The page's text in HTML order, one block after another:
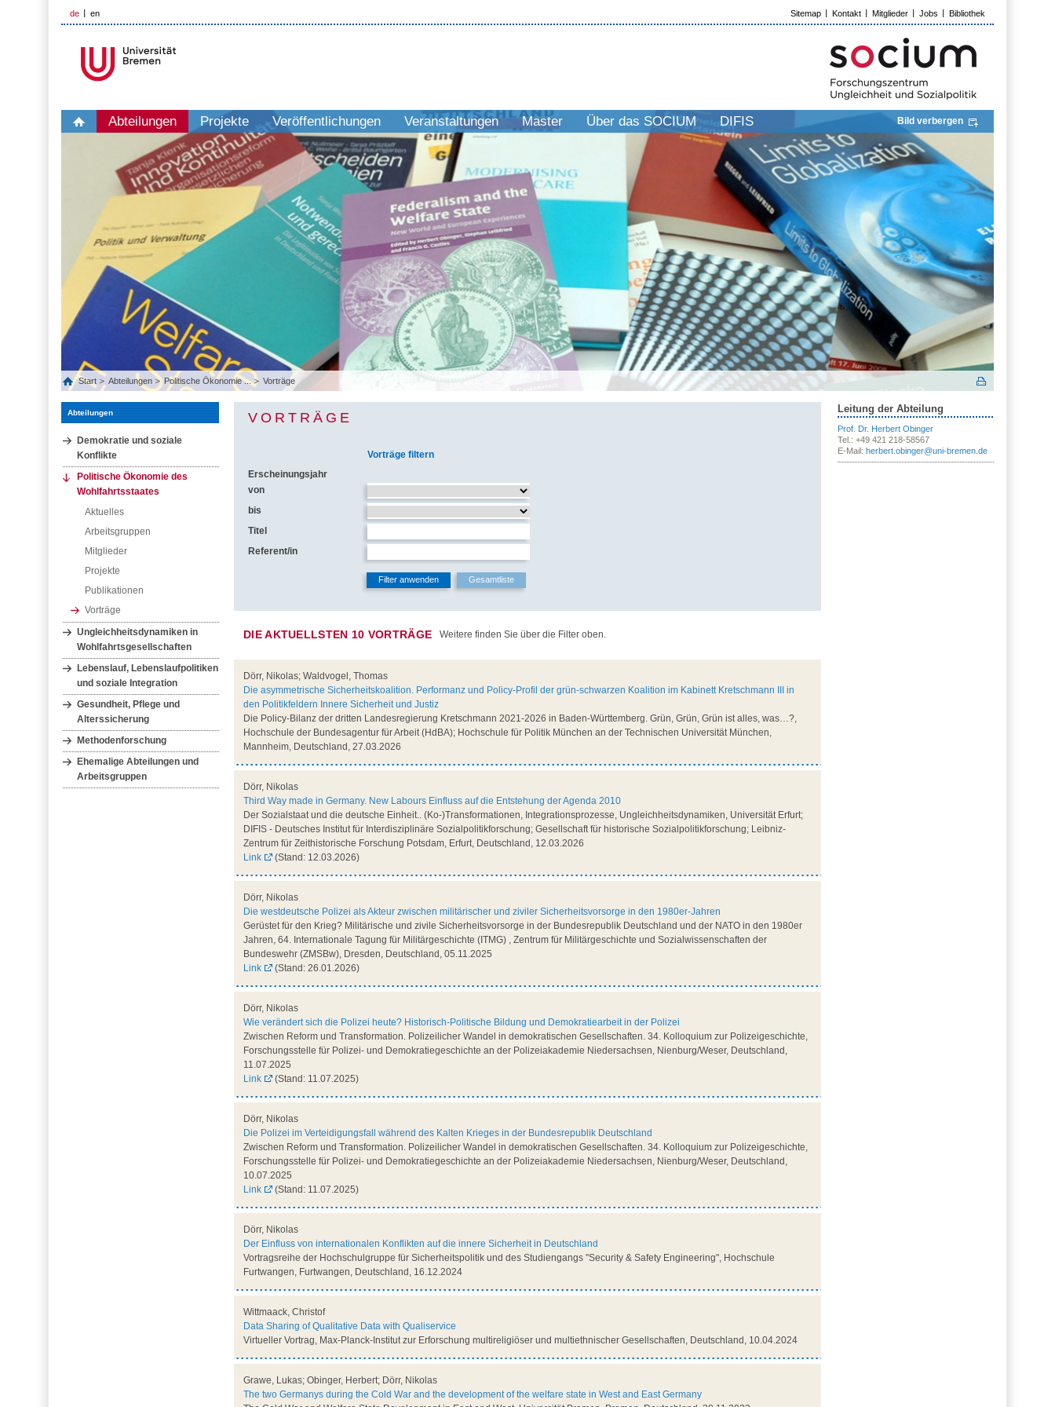
de en Sitemap Kontakt Mitglieder Jobs Bibliothek
Abteilungen Projekte Veröffentlichungen Veranstaltungen Master Über das SOCIUM DIFIS Bild verbergen
Start Abteilungen Politische Ökonomie ... Vorträge
Abteilungen
Demokratie und soziale
Konflikte
Politische Ökonomie des
Wohlfahrtsstaates
Aktuelles
Arbeitsgruppen
Mitglieder
Projekte
Publikationen
Vorträge
Ungleichheitsdynamiken in
Wohlfahrtsgesellschaften
Lebenslauf, Lebenslaufpolitiken
und soziale Integration
Gesundheit, Pflege und
Alterssicherung
Methodenforschung
Ehemalige Abteilungen und
Arbeitsgruppen
VORTRÄGE
Vorträge filtern
Erscheinungsjahr
von
bis
Titel
Referent/in
DIE AKTUELLSTEN 10 VORTRÄGE Weitere finden Sie über die Filter oben.
Dörr, Nikolas; Waldvogel, Thomas
Die asymmetrische Sicherheitskoalition. Performanz und Policy-Profil der grün-schwarzen Koalition im Kabinett Kretschmann III in
den Politikfeldern Innere Sicherheit und Justiz
Die Policy-Bilanz der dritten Landesregierung Kretschmann 2021-2026 in Baden-Württemberg. Grün, Grün, Grün ist alles, was…?,
Hochschule der Bundesagentur für Arbeit (HdBA); Hochschule für Politik München an der Technischen Universität München,
Mannheim, Deutschland, 27.03.2026
Dörr, Nikolas
Third Way made in Germany. New Labours Einfluss auf die Entstehung der Agenda 2010
Der Sozialstaat und die deutsche Einheit.. (Ko-)Transformationen, Integrationsprozesse, Ungleichheitsdynamiken, Universität Erfurt;
DIFIS - Deutsches Institut für Interdisziplinäre Sozialpolitikforschung; Gesellschaft für historische Sozialpolitikforschung; Leibniz-
Zentrum für Zeithistorische Forschung Potsdam, Erfurt, Deutschland, 12.03.2026
Link
(Stand: 12.03.2026)
Dörr, Nikolas
Die westdeutsche Polizei als Akteur zwischen militärischer und ziviler Sicherheitsvorsorge in den 1980er-Jahren
Gerüstet für den Krieg? Militärische und zivile Sicherheitsvorsorge in der Bundesrepublik Deutschland und der NATO in den 1980er
Jahren, 64. Internationale Tagung für Militärgeschichte (ITMG) , Zentrum für Militärgeschichte und Sozialwissenschaften der
Bundeswehr (ZMSBw), Dresden, Deutschland, 05.11.2025
Link
(Stand: 26.01.2026)
Dörr, Nikolas
Wie verändert sich die Polizei heute? Historisch-Politische Bildung und Demokratiearbeit in der Polizei
Zwischen Reform und Transformation. Polizeilicher Wandel in demokratischen Gesellschaften. 34. Kolloquium zur Polizeigeschichte,
Forschungsstelle für Polizei- und Demokratiegeschichte an der Polizeiakademie Niedersachsen, Nienburg/Weser, Deutschland,
11.07.2025
Link
(Stand: 11.07.2025)
Dörr, Nikolas
Die Polizei im Verteidigungsfall während des Kalten Krieges in der Bundesrepublik Deutschland
Zwischen Reform und Transformation. Polizeilicher Wandel in demokratischen Gesellschaften. 34. Kolloquium zur Polizeigeschichte,
Forschungsstelle für Polizei- und Demokratiegeschichte an der Polizeiakademie Niedersachsen, Nienburg/Weser, Deutschland,
10.07.2025
Link
(Stand: 11.07.2025)
Dörr, Nikolas
Der Einfluss von internationalen Konflikten auf die innere Sicherheit in Deutschland
Vortragsreihe der Hochschulgruppe für Sicherheitspolitik und des Studiengangs "Security & Safety Engineering", Hochschule
Furtwangen, Furtwangen, Deutschland, 16.12.2024
Wittmaack, Christof
Data Sharing of Qualitative Data with Qualiservice
Virtueller Vortrag, Max-Planck-Institut zur Erforschung multireligiöser und multiethnischer Gesellschaften, Deutschland, 10.04.2024
Grawe, Lukas; Obinger, Herbert; Dörr, Nikolas
The two Germanys during the Cold War and the development of the welfare state in West and East Germany
Leitung der Abteilung
Prof. Dr. Herbert Obinger
Tel.: +49 421 218-58567
E-Mail: herbert.obinger@uni-bremen.de